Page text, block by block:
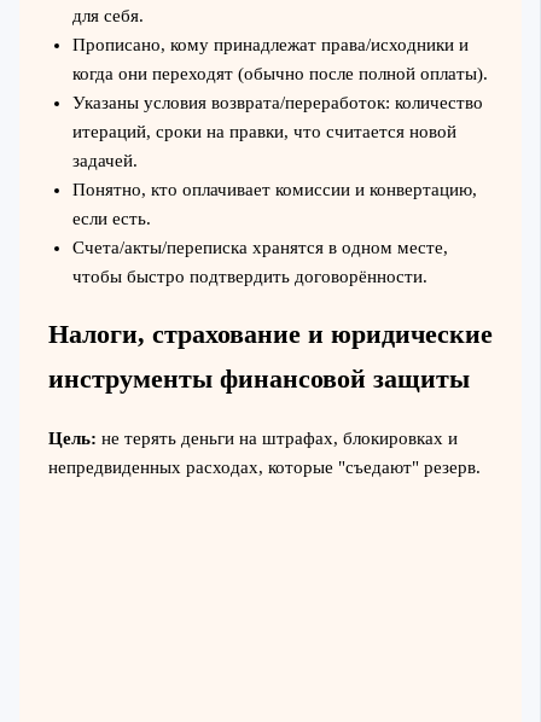
для себя.
Прописано, кому принадлежат права/исходники и
когда они переходят (обычно после полной оплаты).
Указаны условия возврата/переработок: количество
итераций, сроки на правки, что считается новой
задачей.
Понятно, кто оплачивает комиссии и конвертацию,
если есть.
Счета/акты/переписка хранятся в одном месте,
чтобы быстро подтвердить договорённости.
Налоги, страхование и юридические
инструменты финансовой защиты
Цель: не терять деньги на штрафах, блокировках и
непредвиденных расходах, которые "съедают" резерв.